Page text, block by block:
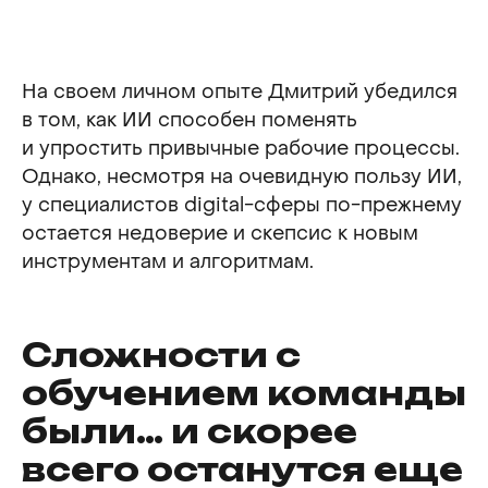
На своем личном опыте Дмитрий убедился
в том, как ИИ способен поменять
и упростить привычные рабочие процессы.
Однако, несмотря на очевидную пользу ИИ,
у специалистов digital-сферы по-прежнему
остается недоверие и скепсис к новым
инструментам и алгоритмам.
Сложности с
обучением команды
были… и скорее
всего останутся еще